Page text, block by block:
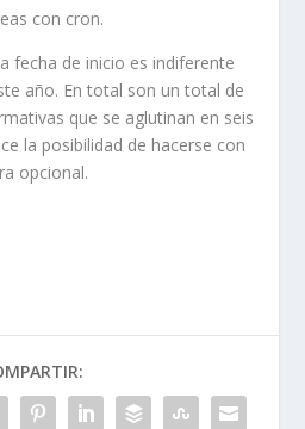
con cron.
fecha de inicio es indiferente
año. En total son un total de
que se aglutinan en seis
la posibilidad de hacerse con
opcional.